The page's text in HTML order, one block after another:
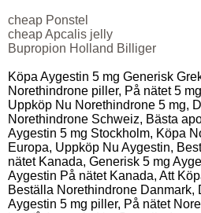
cheap Ponstel
cheap Apcalis jelly
Bupropion Holland Billiger
Köpa Aygestin 5 mg Generisk
Norethindrone piller, På nätet 5
Uppköp Nu Norethindrone 5 mg,
Norethindrone Schweiz, Bästa
Aygestin 5 mg Stockholm, Köpa
Europa, Uppköp Nu Aygestin,
nätet Kanada, Generisk 5 mg
Aygestin På nätet Kanada, Att
Beställa Norethindrone Danmark,
Aygestin 5 mg piller, På nätet